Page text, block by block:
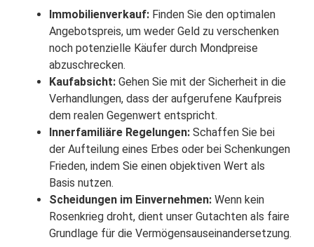
Immobilienverkauf: Finden Sie den optimalen
Angebotspreis, um weder Geld zu verschenken
noch potenzielle Käufer durch Mondpreise
abzuschrecken.
Kaufabsicht: Gehen Sie mit der Sicherheit in die
Verhandlungen, dass der aufgerufene Kaufpreis
dem realen Gegenwert entspricht.
Innerfamiliäre Regelungen: Schaffen Sie bei
der Aufteilung eines Erbes oder bei Schenkungen
Frieden, indem Sie einen objektiven Wert als
Basis nutzen.
Scheidungen im Einvernehmen: Wenn kein
Rosenkrieg droht, dient unser Gutachten als faire
Grundlage für die Vermögensauseinandersetzung.